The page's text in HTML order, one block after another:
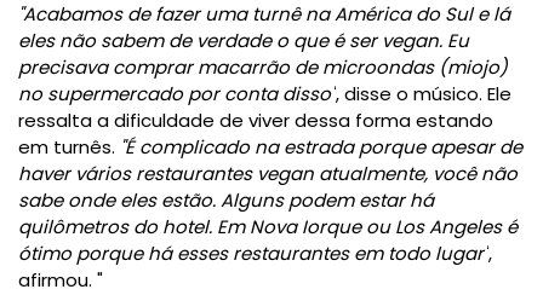
"Acabamos de fazer uma turnê na América do Sul e lá
eles não sabem de verdade o que é ser vegan. Eu
precisava comprar macarrão de microondas (miojo)
no supermercado por conta disso", disse o músico. Ele
ressalta a dificuldade de viver dessa forma estando
em turnês. "É complicado na estrada porque apesar de
haver vários restaurantes vegan atualmente, você não
sabe onde eles estão. Alguns podem estar há
quilômetros do hotel. Em Nova Iorque ou Los Angeles é
ótimo porque há esses restaurantes em todo lugar",
afirmou. "